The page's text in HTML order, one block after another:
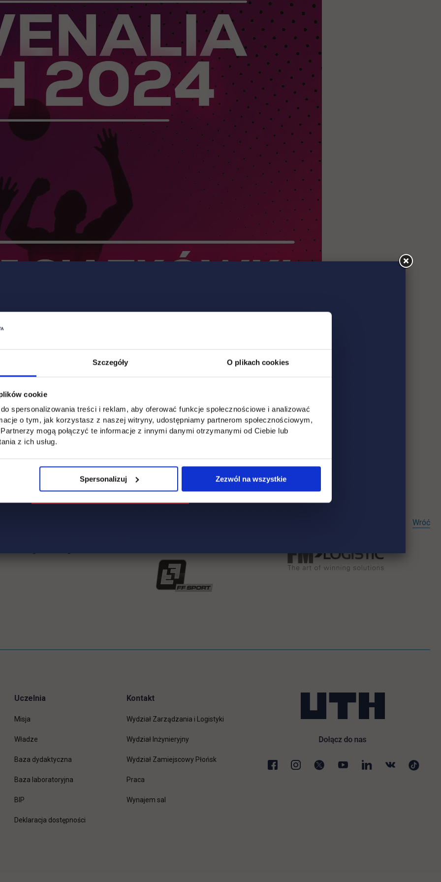
Szczegóły O plikach cookies
cookie
spersonalizowania treści i reklam, aby oferować funkcje społecznościowe i analizować
o tym, jak korzystasz z naszej witryny, udostępniamy partnerom społecznościowym,
mogą połączyć te informacje z innymi danymi otrzymanymi od Ciebie lub
z ich usług.
Spersonalizuj Zezwól na wszystkie
otwiera się w nowej karcie
Wróć
Uczelnia
Misja
Władze
Baza dydaktyczna
Baza laboratoryjna
BIP
Deklaracja dostępności
Kontakt
Wydział Zarządzania i Logistyki
Wydział Inżynieryjny
Wydział Zamiejscowy Płońsk
Pracalink otwiera się w nowej karcie
Wynajem sal